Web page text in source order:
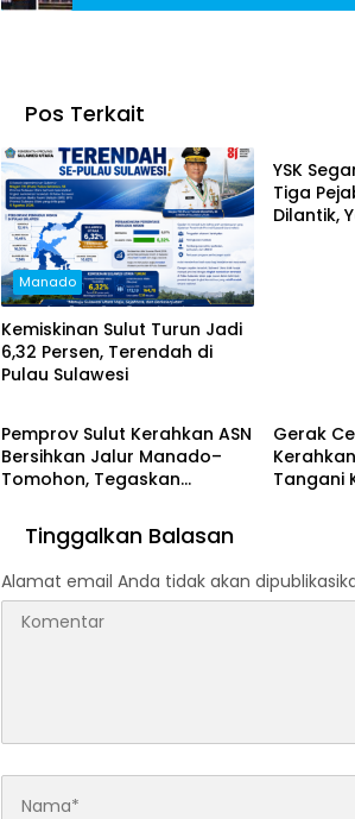
Pos Terkait
Manado
Kemiskinan Sulut Turun Jadi
6,32 Persen, Terendah di
Pulau Sulawesi
YSK
Tiga
Dilantik,
Manado
Pemprov Sulut Kerahkan ASN
Bersihkan Jalur Manado–
Tomohon, Tegaskan
2026
Gerak
Tangani
Tinggalkan Balasan
Alamat email Anda tidak akan